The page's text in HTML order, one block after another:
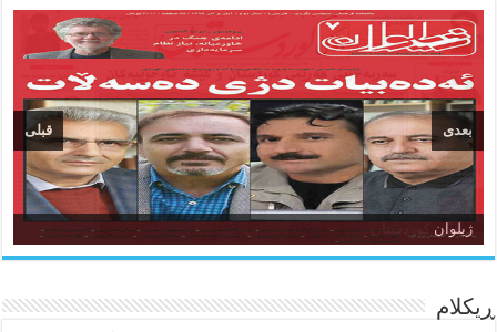
ژیلوان
ده‌نگی کوردستان
ئاژانسی هەواڵی مێهر
قبلی بعدی
ڕیکلام